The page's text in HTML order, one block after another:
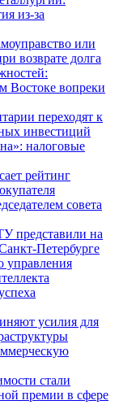
из-за
или
возврате долга
Востоке вопреки
переходят к
инвестиций
налоговые
рейтинг
совета
представили на
Петербурге
управления
усилия для
стали
премии в сфере